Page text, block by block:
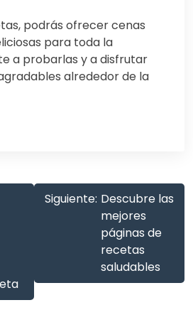
podrás ofrecer cenas
para toda la
a probarlas y a disfrutar
alrededor de la
Siguiente: Descubre las
mejores
páginas de
recetas
saludables